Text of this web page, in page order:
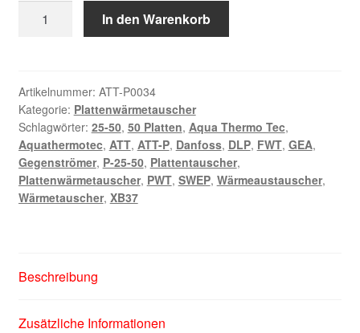
Plattenwärmetauscher
50
Menge
In den Warenkorb
Artikelnummer: ATT-P0034
Kategorie: Plattenwärmetauscher
Schlagwörter: 25-50, 50 Platten, Aqua Thermo Tec,
Aquathermotec, ATT, ATT-P, Danfoss, DLP, FWT, GEA,
Gegenströmer, P-25-50, Plattentauscher,
Plattenwärmetauscher, PWT, SWEP, Wärmeaustauscher,
Wärmetauscher, XB37
Beschreibung
Zusätzliche Informationen